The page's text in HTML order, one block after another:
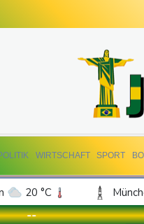
WIRTSCHAFT SPORT
20 °C
am Main
26 °C
--